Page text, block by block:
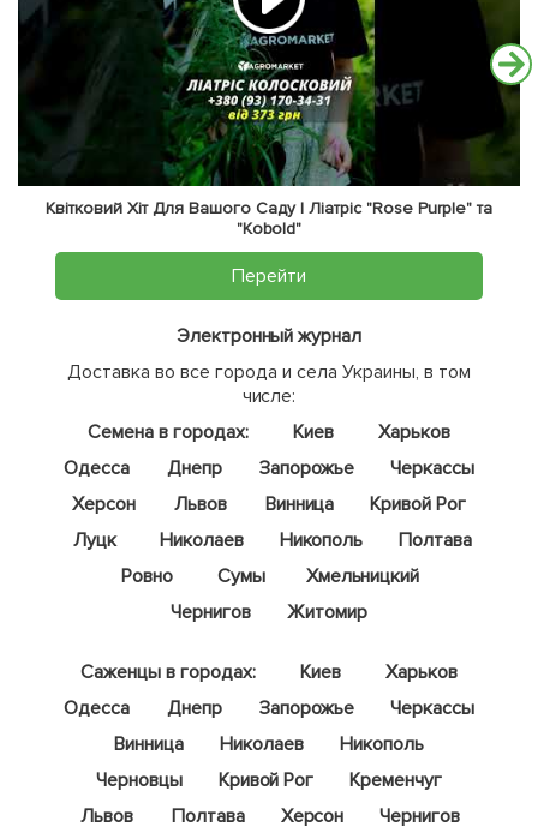
Квітковий Хіт Для Вашого Саду | Ліатріс "Rose Purple" та
"Kobold"
Перейти
Электронный журнал
Доставка во все города и села Украины, в том
числе:
Семена в городах:
Киев
Харьков
Одесса
Днепр Запорожье
Черкассы
Херсон
Львов Винница
Кривой Рог
Луцк
Николаев Никополь
Полтава
Ровно
Сумы
Хмельницкий
Чернигов
Житомир
Саженцы в городах: Киев
Харьков
Одесса
Днепр Запорожье
Черкассы
Винница
Николаев
Никополь
Черновцы
Кривой Рог
Кременчуг
Львов
Полтава Херсон
Чернигов